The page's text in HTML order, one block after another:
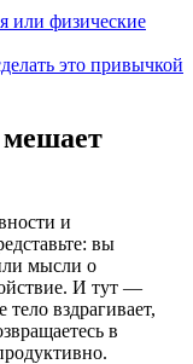
или физические
это привычкой
и
вы
мысли о
И тут —
вздрагивает,
в